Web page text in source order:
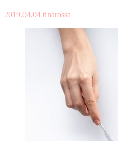
2019.04.04 tinarossa